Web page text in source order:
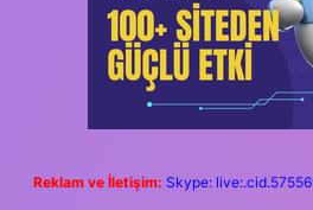
Reklam ve İletişim: Skype: